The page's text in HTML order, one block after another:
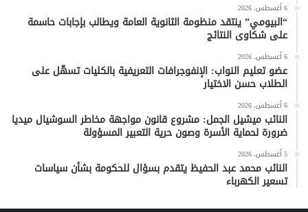
6 أغسطس، 2026
“البيومي” ينتقد منظومة الثانوية العامة ويطالب بإجابات حاسمة
على شكاوى النتائج
6 أغسطس، 2026
عضو تعليم النواب: الإنفوجرافات التعريفية بالكليات تسهّل على
الطلاب حسن الاختيار
6 أغسطس، 2026
النائب ميشيل الجمل: مشروع قانون مواجهة مخاطر السوشيال ميديا
ضرورة لحماية الأسرة وصون حرية التعبير المسؤولة
5 أغسطس، 2026
النائب محمد عبد الحفيظ يتقدم بسؤال للحكومة بشأن سياسات
تسعير الكهرباء